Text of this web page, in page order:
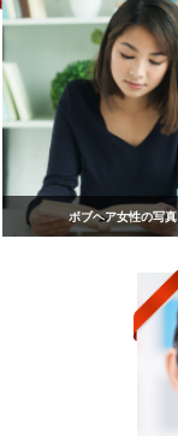
ボブヘア女性の写真